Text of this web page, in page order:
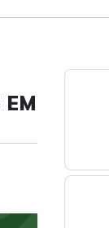
EM